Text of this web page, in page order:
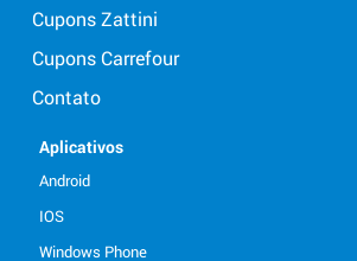
Cupons Zattini
Cupons Carrefour
Contato
Aplicativos
Android
IOS
Windows Phone